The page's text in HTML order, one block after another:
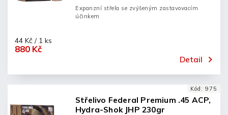
880 Kč
44 Kč / 1 ks
Detail
Expanzní střela se zvýšeným zastavovacím
účinkem
Střelivo Federal Premium .45 ACP,
Hydra-Shok JHP 230gr
Kód: 975